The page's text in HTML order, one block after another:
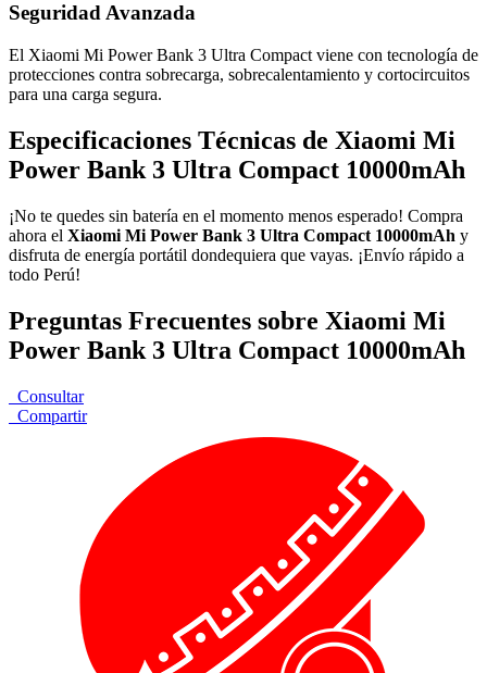
Seguridad Avanzada
El Xiaomi Mi Power Bank 3 Ultra Compact viene con tecnología de
protecciones contra sobrecarga, sobrecalentamiento y cortocircuitos
para una carga segura.
Especificaciones Técnicas de Xiaomi Mi
Power Bank 3 Ultra Compact 10000mAh
¡No te quedes sin batería en el momento menos esperado! Compra
ahora el Xiaomi Mi Power Bank 3 Ultra Compact 10000mAh y
disfruta de energía portátil dondequiera que vayas. ¡Envío rápido a
todo Perú!
Preguntas Frecuentes sobre Xiaomi Mi
Power Bank 3 Ultra Compact 10000mAh
Consultar
Compartir